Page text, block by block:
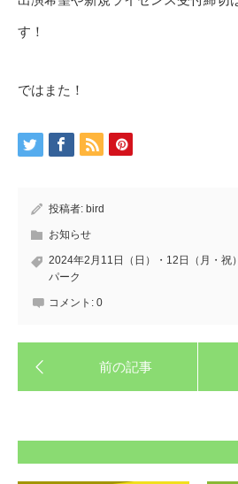
す！
ではまた！
投稿者: bird
お知らせ
2024年2月11日（日）・12日（月・祝）
パーク
コメント: 0